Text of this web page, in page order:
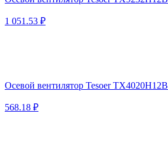
1 051.53 ₽
Осевой вентилятор Tesoer
568.18 ₽